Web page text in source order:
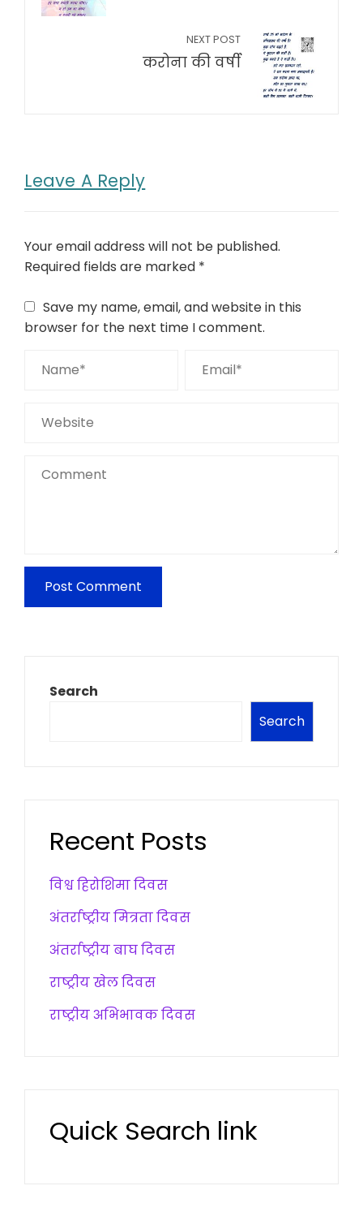
NEXT POST
करोना की वर्षी
Leave A Reply
Your email address will not be published.
Required fields are marked *
Save my name, email, and website in this
browser for the next time I comment.
Search
Search
Recent Posts
विश्व हिरोशिमा दिवस
अंतर्राष्ट्रीय मित्रता दिवस
अंतर्राष्ट्रीय बाघ दिवस
राष्ट्रीय खेल दिवस
राष्ट्रीय अभिभावक दिवस
Quick Search link